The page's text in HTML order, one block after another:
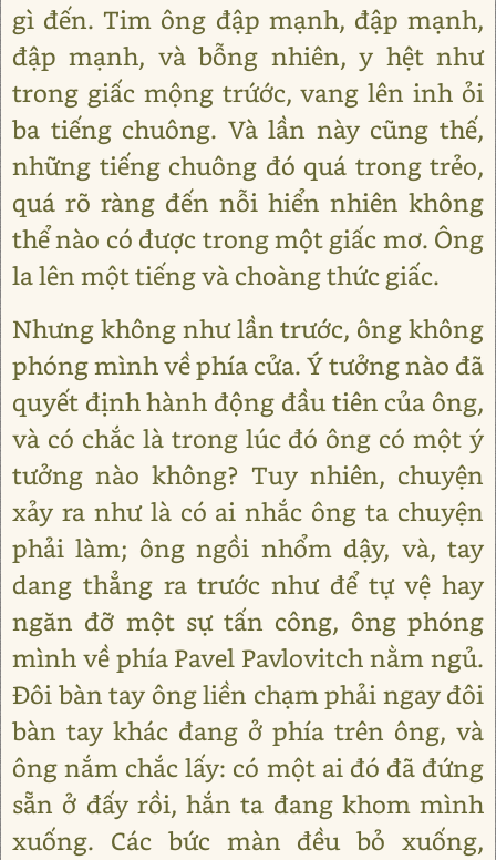
gì đến. Tim ông đập mạnh, đập mạnh,
đập mạnh, và bỗng nhiên, y hệt như
trong giấc mộng trứớc, vang lên inh ỏi
ba tiếng chuông. Và lần này cũng thế,
những tiếng chuông đó quá trong trẻo,
quá rõ ràng đến nỗi hiển nhiên không
thể nào có được trong một giấc mơ. Ông
la lên một tiếng và choàng thức giấc.
Nhưng không như lần trước, ông không
phóng mình về phía cửa. Ý tưởng nào đã
quyết định hành động đầu tiên của ông,
và có chắc là trong lúc đó ông có một ý
tưởng nào không? Tuy nhiên, chuyện
xảy ra như là có ai nhắc ông ta chuyện
phải làm; ông ngồi nhổm dậy, và, tay
dang thẳng ra trước như để tự vệ hay
ngăn đỡ một sự tấn công, ông phóng
mình về phía Pavel Pavlovitch nằm ngủ.
Đôi bàn tay ông liền chạm phải ngay đôi
bàn tay khác đang ở phía trên ông, và
ông nắm chắc lấy: có một ai đó đã đứng
sẵn ở đấy rồi, hắn ta đang khom mình
xuống. Các bức màn đều bỏ xuống,